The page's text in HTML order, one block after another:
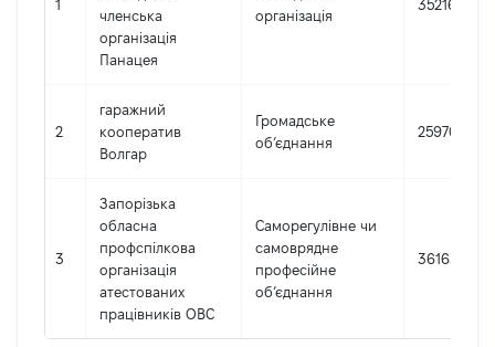
1
членська
організація
Панацея
організація
35216128
2
гаражний
кооператив
Волгар
Громадське
об’єднання
25970573
3
Запорізька
обласна
профспілкова
організація
атестованих
працівників ОВС
Саморегулівне чи
самоврядне
професійне
об’єднання
36163748